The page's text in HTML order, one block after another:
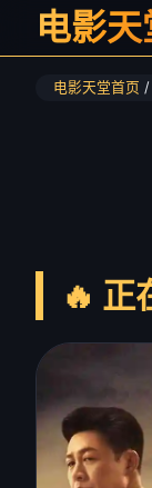
电影天
电影天堂首页 /
🔥 正